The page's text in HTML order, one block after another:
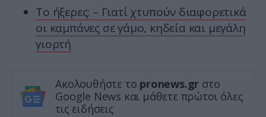
Το ήξερες; – Γιατί χτυπούν διαφορετικά
οι καμπάνες σε γάμο, κηδεία και μεγάλη
γιορτή
Ακολουθήστε το pronews.gr στο
Google News και μάθετε πρώτοι όλες
τις ειδήσεις